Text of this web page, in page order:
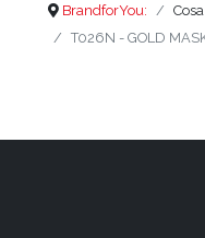
BrandforYou: Cosa
T026N - GOLD